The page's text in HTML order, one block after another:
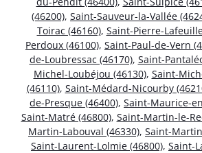
(46200), Saint-Sauveur-la-Vallée
Toirac (46160), Saint-Pierre-
Perdoux (46100), Saint-Paul-de-Vern
de-Loubressac (46170), Saint-
Michel-Loubéjou (46130), Saint-
(46110), Saint-Médard-Nicourby
de-Presque (46400), Saint-Maurice-
Saint-Matré (46800), Saint-Martin-le-
Martin-Labouval (46330), Saint-
Saint-Laurent-Lolmie (46800), Saint-